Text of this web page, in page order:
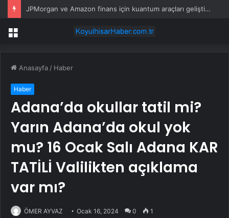
JPMorgan ve Amazon finans için kuantum araçları geliştirdi
Menü
Anasayfa / Haber
Haber
Adana’da okullar tatil mi?
Yarın Adana’da okul yok
mu? 16 Ocak Salı Adana KAR
TATİLİ Valilikten açıklama
var mı?
ÖMER AYVAZ Ocak 16, 2024 0 1